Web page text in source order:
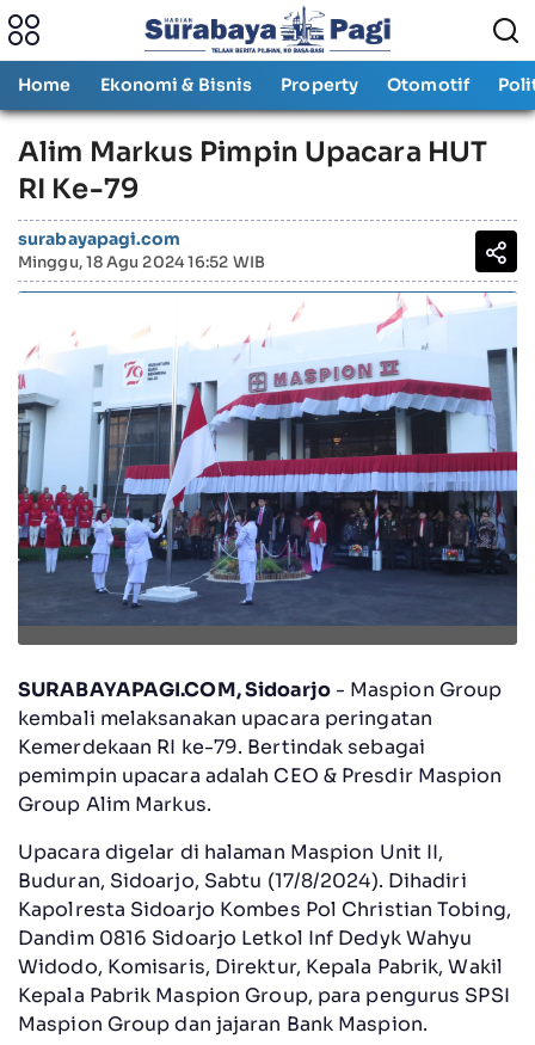
Home Ekonomi & Bisnis Property Otomotif
Alim Markus Pimpin Upacara HUT
RI Ke-79
surabayapagi.com
Minggu, 18 Agu 2024 16:52 WIB
SURABAYAPAGI.COM, Sidoarjo- Maspion Group
kembali melaksanakan upacara peringatan
Kemerdekaan RI ke-79. Bertindak sebagai
pemimpin upacara adalah CEO & Presdir Maspion
Group Alim Markus.
Upacara digelar di halaman Maspion Unit II,
Buduran, Sidoarjo, Sabtu (17/8/2024). Dihadiri
Kapolresta Sidoarjo Kombes Pol Christian Tobing,
Dandim 0816 Sidoarjo Letkol Inf Dedyk Wahyu
Widodo, Komisaris, Direktur, Kepala Pabrik, Wakil
Kepala Pabrik Maspion Group, para pengurus SPSI
Maspion Group dan jajaran Bank Maspion.